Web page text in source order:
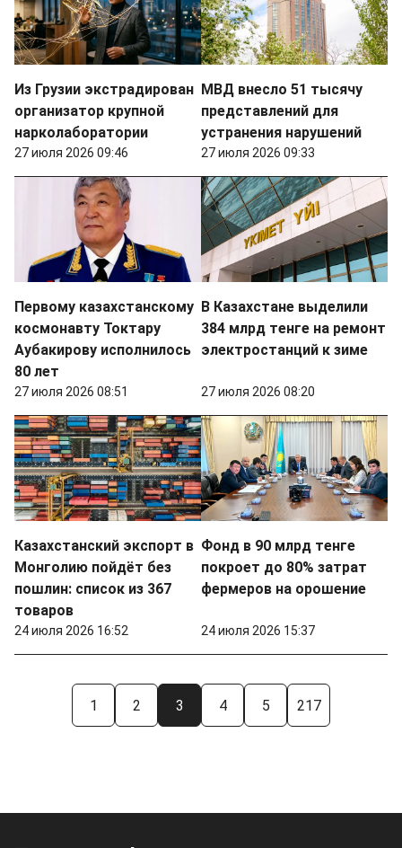
Из Грузии экстрадирован
организатор крупной
нарколаборатории
27 июля 2026 09:46
МВД внесло 51 тысячу
представлений для
устранения нарушений
27 июля 2026 09:33
Первому казахстанскому
космонавту Токтару
Аубакирову исполнилось
80 лет
27 июля 2026 08:51
В Казахстане выделили
384 млрд тенге на ремонт
электростанций к зиме
27 июля 2026 08:20
Казахстанский экспорт в
Монголию пойдёт без
пошлин: список из 367
товаров
24 июля 2026 16:52
Фонд в 90 млрд тенге
покроет до 80% затрат
фермеров на орошение
24 июля 2026 15:37
1 2 3 4 5 217